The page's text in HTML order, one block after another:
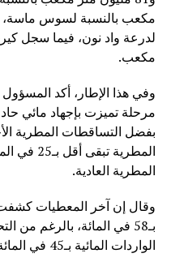
مكعب.
وفي هذا الإطار، أكد
مرحلة تميزت بإجهاد مائي
بفضل التساقطات المطرية
المطرية
المطرية العادية.
وقال إن آخر المعطيات كشفت
بـ58 في المائة، بالرغم
الواردات المائية بـ45 في المائة.